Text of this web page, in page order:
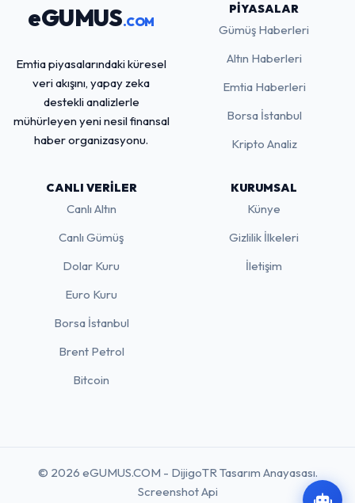
eGUMUS.COM
Emtia piyasalarındaki küresel
veri akışını, yapay zeka
destekli analizlerle
mühürleyen yeni nesil finansal
haber organizasyonu.
PIYASALAR
Gümüş Haberleri
Altın Haberleri
Emtia Haberleri
Borsa İstanbul
Kripto Analiz
CANLI VERILER
Canlı Altın
Canlı Gümüş
Dolar Kuru
Euro Kuru
Borsa İstanbul
Brent Petrol
Bitcoin
KURUMSAL
Künye
Gizlilik İlkeleri
İletişim
© 2026 eGUMUS.COM - DijigoTR Tasarım Anayasası.
Screenshot Api